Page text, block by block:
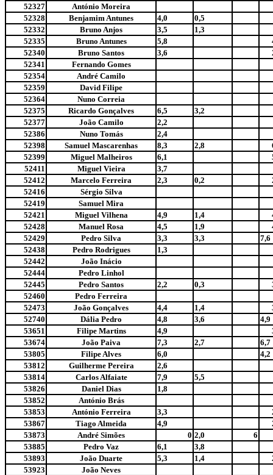
52327
António Moreira
52328
Benjamim Antunes 4,0
0,5
52332
Bruno Anjos 3,5
1,3
52335
Bruno Antunes 5,8
52340
Bruno Santos 3,6
52341
Fernando Gomes
52354
André Camilo
52359
David Filipe
52364
Nuno Correia
52375
Ricardo Gonçalves 6,5
3,2
52377
João Camilo
2,2
52386
Nuno Tomás
2,4
52398
Samuel Mascarenhas 8,3 2,8
52399
Miguel Malheiros 6,1
52411
Miguel Vieira
3,7
52412
Marcelo Ferreira 2,3 0,2
52416
Sérgio Silva
52419
Samuel Mira
52421
Miguel Vilhena 4,9 1,4
52428
Manuel Rosa 4,5 1,9
52429
Pedro Silva 3,3 3,3
7,6
52438
Pedro Rodrigues
1,3
52442
João Inácio
52444
Pedro Linhol
52445
Pedro Santos 2,2 0,3
52460
Pedro Ferreira
52473
João Gonçalves 4,4 1,4
52740
Dália Pedro 4,8 3,6
4,9
53651
Filipe Martins 4,9
53674
João Paiva 7,3 2,7
6,7
53805
Filipe Alves 6,0
4,2
53812
Guilherme Pereira
2,6
53814
Carlos Alfaiate 7,9
5,5
53826
Daniel Dias
1,8
53852
António Brás
53853
António Ferreira 3,3
53867
Tiago Almeida 4,9
53873
André Simões 0 2,0
6
53885
Pedro Vaz 6,1
3,8
53893
João Duarte 5,3 1,4
53923
João Neves